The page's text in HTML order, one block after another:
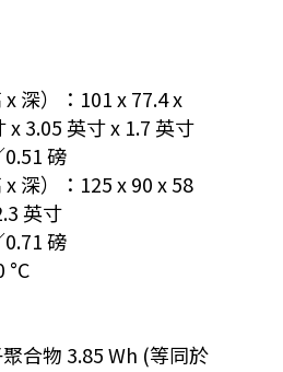
深）：101 x 77.4 x
3.05 英寸 x 1.7 英寸
磅
深）：125 x 90 x 58
英寸
磅
°C
合物 3.85 Wh (等同於